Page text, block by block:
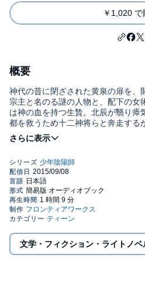
￥1,020 で
概要
神代の昔に閉ざされた黄泉の扉を、
宗主と名のる謎の人物と、配下の女
は神の血を持つ生贄。北辰が翳り瘴
都を救うため十二神将らと奔走する
のの相は一体何を意味するのか
さぎ桜／角川書店
文学・フィクション・ライトノベ